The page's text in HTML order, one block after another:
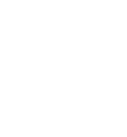
ることはあるの？